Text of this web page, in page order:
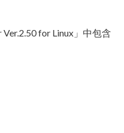
for Linux」中包含